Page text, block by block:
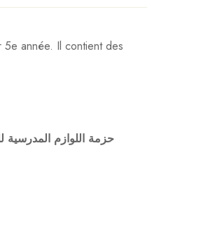
année. Il contient des
حزمة اللوازم المدرسية